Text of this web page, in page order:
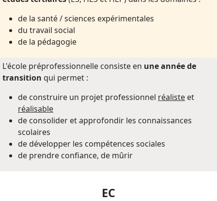
de la santé / sciences expérimentales
du travail social
de la pédagogie
L'école préprofessionnelle consiste en une année de
transition qui permet :
de construire un projet professionnel réaliste et
réalisable
de consolider et approfondir les connaissances
scolaires
de développer les compétences sociales
de prendre confiance, de mûrir
EC